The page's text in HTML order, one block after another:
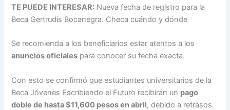
TE PUEDE INTERESAR: Nueva fecha de registro para la
Beca Gertrudis Bocanegra. Checa cuándo y dónde
Se recomienda a los beneficiarios estar atentos a los
anuncios oficiales para conocer su fecha exacta.
Con esto se confirmó que estudiantes universitarios de la
Beca Jóvenes Escribiendo el Futuro recibirán un pago
doble de hasta $11,600 pesos en abril, debido a retrasos